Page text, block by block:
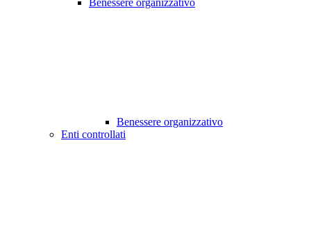
Benessere organizzativo
Benessere organizzativo
Enti controllati